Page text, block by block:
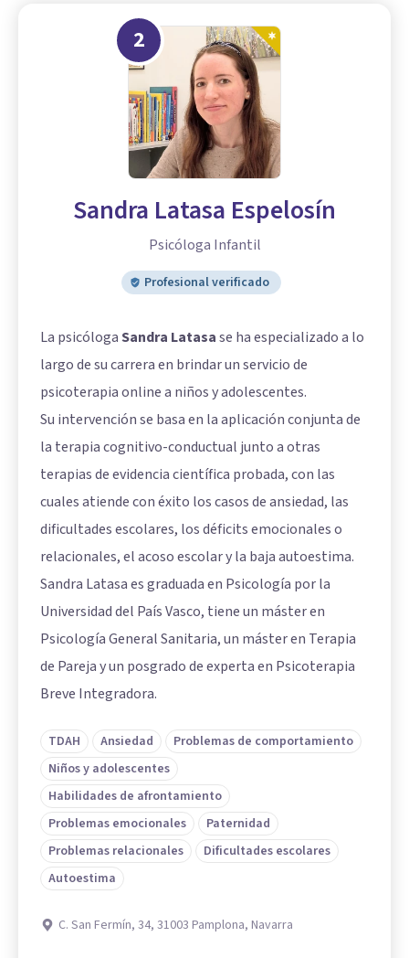
2
Sandra Latasa Espelosín
Psicóloga Infantil
Profesional verificado
La psicólogaSandra Latasase ha especializado a lo
largo de su carrera en brindar un servicio de
psicoterapia online a niños y adolescentes.
Su intervención se basa en la aplicación conjunta de
la terapia cognitivo-conductual junto a otras
terapias de evidencia científica probada, con las
cuales atiende con éxito los casos de ansiedad, las
dificultades escolares, los déficits emocionales o
relacionales, el acoso escolar y la baja autoestima.
Sandra Latasa es graduada en Psicología por la
Universidad del País Vasco, tiene un máster en
Psicología General Sanitaria, un máster en Terapia
de Pareja y un posgrado de experta en Psicoterapia
Breve Integradora.
TDAH Ansiedad
Problemas de comportamiento
Niños y adolescentes
Habilidades de afrontamiento
Problemas emocionales
Paternidad
Problemas relacionales
Dificultades escolares
Autoestima
C. San Fermín, 34, 31003 Pamplona, Navarra